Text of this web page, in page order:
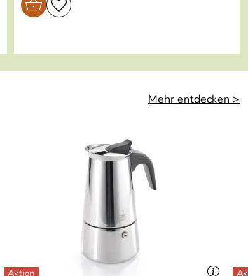
Mehr entdecken >